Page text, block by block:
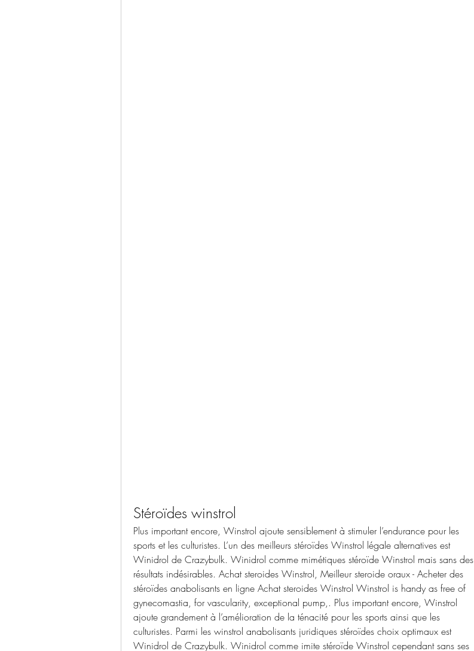
Stéroïdes winstrol
Plus important encore, Winstrol ajoute sensiblement à stimuler l’endurance pour les
sports et les culturistes. L’un des meilleurs stéroïdes Winstrol légale alternatives est
Winidrol de Crazybulk. Winidrol comme mimétiques stéroïde Winstrol mais sans des
résultats indésirables. Achat steroides Winstrol, Meilleur steroide oraux - Acheter des
stéroïdes anabolisants en ligne Achat steroides Winstrol Winstrol is handy as free of
gynecomastia, for vascularity, exceptional pump,. Plus important encore, Winstrol
ajoute grandement à l’amélioration de la ténacité pour les sports ainsi que les
culturistes. Parmi les winstrol anabolisants juridiques stéroïdes choix optimaux est
Winidrol de Crazybulk. Winidrol comme imite stéroïde Winstrol cependant sans ses